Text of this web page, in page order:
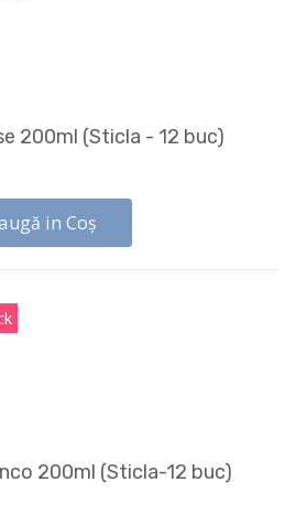
200ml (Sticla - 12 buc)
in Coș
200ml (Sticla-12 buc)